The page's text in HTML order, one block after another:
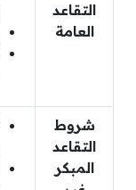
التقاعد
العامة
شروط
التقاعد
المبكر